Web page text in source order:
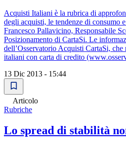
Acquisti Italiani è la rubrica di
degli acquisti, le tendenze di consumo
Francesco Pallavicino, Responsabile
Posizionamento di CartaSi. Le
dell’Osservatorio Acquisti CartaSi,
italiani con carta di credito
13 Dic 2013 - 15:44
Articolo
Rubriche
Lo spread di stabilità